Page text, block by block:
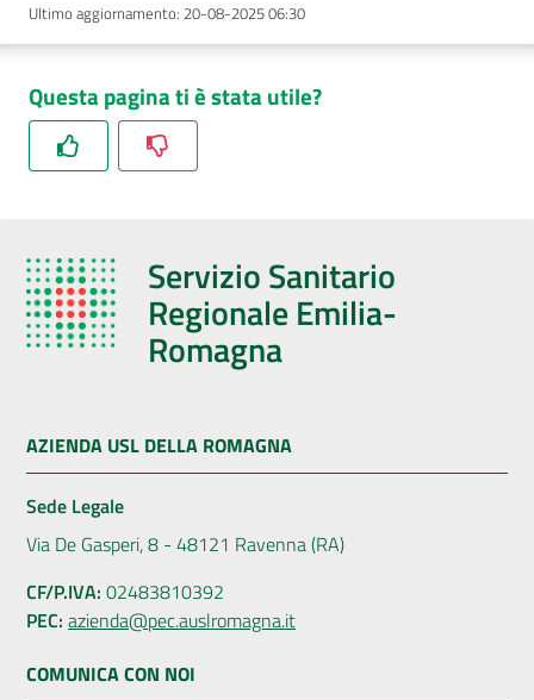
Ultimo aggiornamento: 20-08-2025 06:30
Questa pagina ti è stata utile?
Servizio Sanitario
Regionale Emilia-
Romagna
AZIENDA USL DELLA ROMAGNA
Sede Legale
Via De Gasperi, 8 - 48121 Ravenna (RA)
CF/P.IVA: 02483810392
PEC: azienda@pec.auslromagna.it
COMUNICA CON NOI